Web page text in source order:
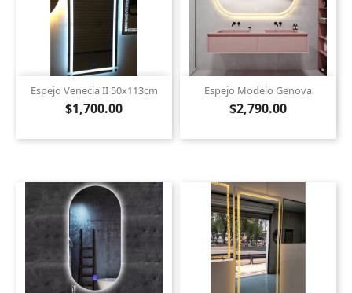
Espejo Venecia II 50x113cm
$1,700.00
Espejo Modelo Genova
$2,790.00